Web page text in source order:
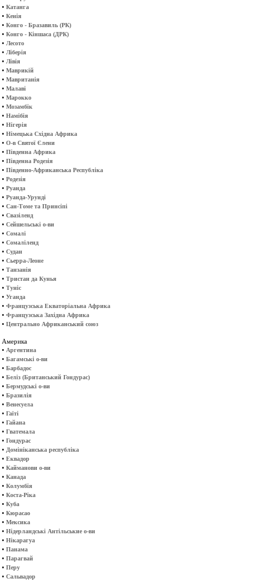
• Катанга
• Кенія
• Конго - Бразавиль (РК)
• Конго - Кіншаса (ДРК)
• Лесото
• Ліберія
• Лівія
• Маврикій
• Мавританія
• Малаві
• Марокко
• Мозамбік
• Намібія
• Нігерія
• Німецька Східна Африка
• О-в Святої Єлени
• Південна Африка
• Південна Родезія
• Південно-Африканська Республіка
• Родезія
• Руанда
• Руанда-Урунді
• Сан-Томе та Принсіпі
• Свазіленд
• Сейшельські о-ви
• Сомалі
• Сомаліленд
• Судан
• Сьерра-Леоне
• Танзанія
• Тристан да Кунья
• Туніс
• Уганда
• Французська Екваторіальна Африка
• Французська Західна Африка
• Центрально Африканський союз
Америка
• Аргентина
• Багамські о-ви
• Барбадос
• Беліз (Британський Гондурас)
• Бермудські о-ви
• Бразилія
• Венесуела
• Гаїті
• Гайана
• Гватемала
• Гондурас
• Домініканська республіка
• Еквадор
• Кайманови о-ви
• Канада
• Колумбія
• Коста-Ріка
• Куба
• Кюрасао
• Мексика
• Нідерландські Антільськие о-ви
• Нікарагуа
• Панама
• Парагвай
• Перу
• Сальвадор